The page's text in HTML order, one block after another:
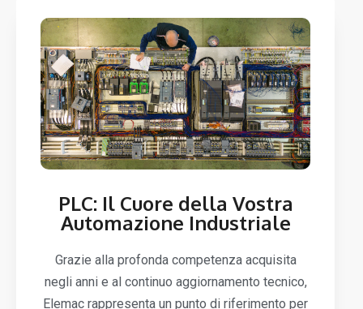
PLC: Il Cuore della Vostra
Automazione Industriale
Grazie alla profonda competenza acquisita
negli anni e al continuo aggiornamento tecnico,
Elemac rappresenta un punto di riferimento per